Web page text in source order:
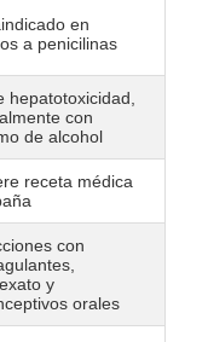
en
a penicilinas
hepatotoxicidad,
con
de alcohol
receta médica
con
y
orales